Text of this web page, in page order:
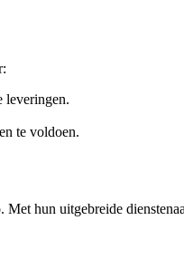
leveringen.
te voldoen.
hun uitgebreide